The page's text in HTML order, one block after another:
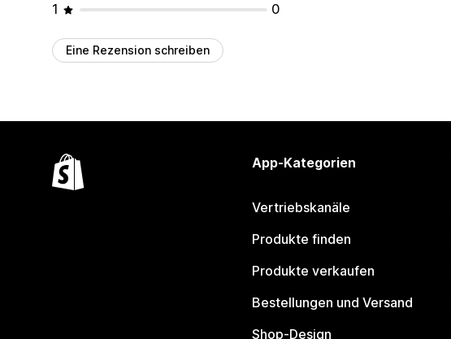
1
0
Eine Rezension schreiben
App-Kategorien
Vertriebskanäle
Produkte finden
Produkte verkaufen
Bestellungen und Versand
Shop-Design